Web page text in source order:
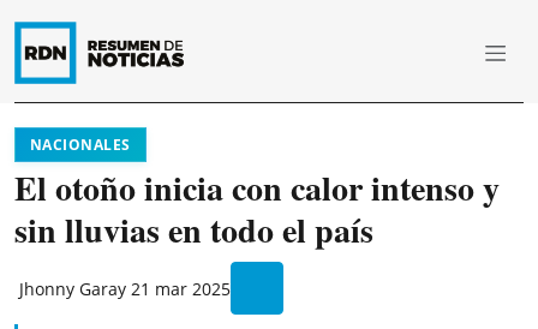
NACIONALES
El otoño inicia con calor intenso y
sin lluvias en todo el país
Jhonny Garay 21 mar 2025